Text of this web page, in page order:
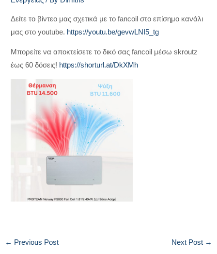
Δείτε το βίντεο μας σχετικά με το fancoil στο επίσημο κανάλι
μας στο youtube. https://youtu.be/gevwLNI5_tg
Μπορείτε να αποκτείσετε το δικό σας fancoil μέσω skroutz
έως 60 δόσεις! https://shorturl.at/DkXMh
← Previous Post Next Post →